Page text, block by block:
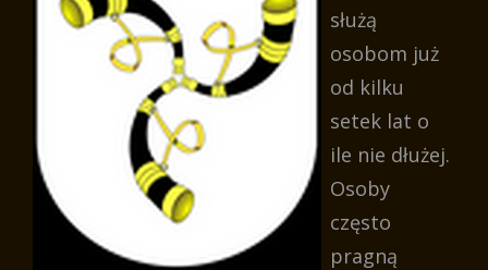
służą
osobom już
od kilku
setek lat o
ile nie dłużej.
Osoby
często
pragną